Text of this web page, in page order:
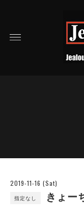
2019-11-16 (Sat)
指定なし きょー